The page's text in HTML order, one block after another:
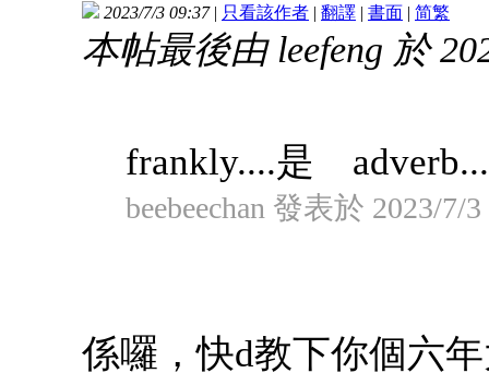
2023/7/3 09:37| 只看該作者 | 翻譯 | 書面 | 简繁
本帖最後由 leefeng 於
frankly....是
beebeechan 發表於 2023/7/
係囉，快d教下你個六